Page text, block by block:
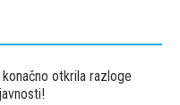
konačno otkrila razloge